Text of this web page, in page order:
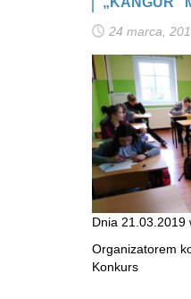
24 marca,
Dnia 21.03.2019
Organizatorem
Konkurs